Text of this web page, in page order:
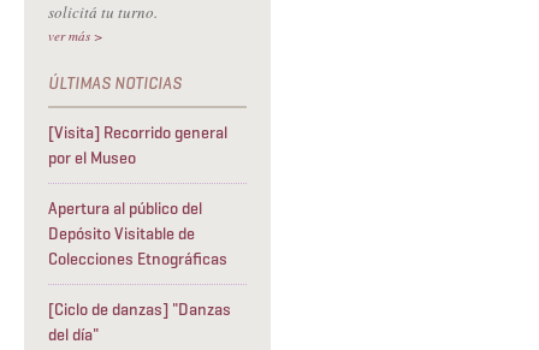
solicitá tu turno.
ver más >
[Visita] Recorrido general
por el Museo
Apertura al público del
Depósito Visitable de
Colecciones Etnográficas
[Ciclo de danzas] "Danzas
del día"